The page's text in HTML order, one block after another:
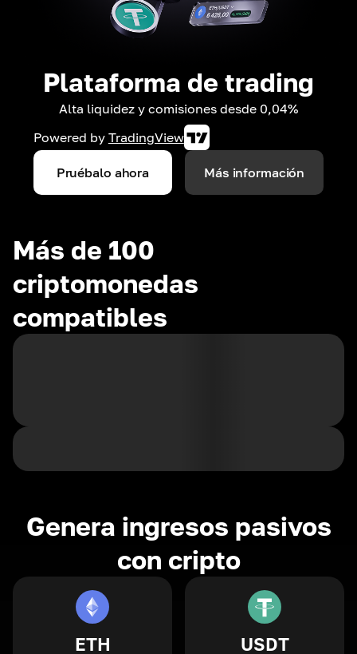
Plataforma de trading
Alta liquidez y comisiones desde 0,04%
Powered by TradingView
Pruébalo ahora Más información
Más de 100
criptomonedas
compatibles
Genera ingresos pasivos
con cripto
ETH USDT